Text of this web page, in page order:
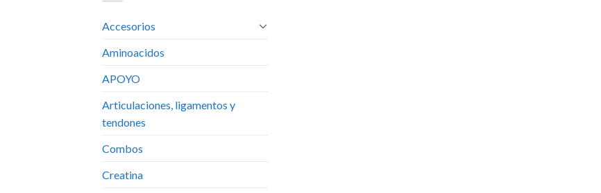
Accesorios
Aminoacidos
APOYO
Articulaciones, ligamentos y
tendones
Combos
Creatina